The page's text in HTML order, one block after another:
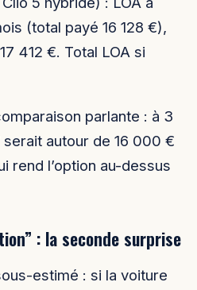
(total payé 16 128 €),
412 €. Total LOA si
parlante : à 3
serait autour de 16 000 €
rend l’option au-dessus
: la seconde surprise
estimé : si la voiture